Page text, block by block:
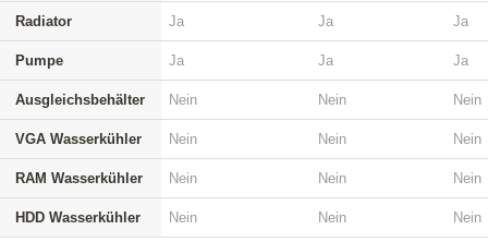
Radiator Ja Ja Ja
Pumpe Ja Ja Ja
Ausgleichsbehälter Nein Nein Nein
VGA Wasserkühler Nein Nein Nein
RAM Wasserkühler Nein Nein Nein
HDD Wasserkühler Nein Nein Nein